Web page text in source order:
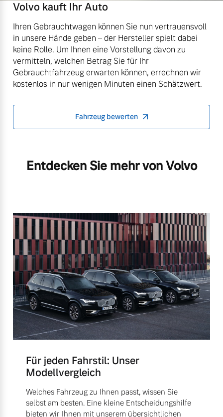
Volvo kauft Ihr Auto
Ihren Gebrauchtwagen können Sie nun vertrauensvoll
in unsere Hände geben – der Hersteller spielt dabei
keine Rolle. Um Ihnen eine Vorstellung davon zu
vermitteln, welchen Betrag Sie für Ihr
Gebrauchtfahrzeug erwarten können, errechnen wir
kostenlos in nur wenigen Minuten einen Schätzwert.
Fahrzeug bewerten
Entdecken Sie mehr von Volvo
Für jeden Fahrstil: Unser
Modellvergleich
Welches Fahrzeug zu Ihnen passt, wissen Sie
selbst am besten. Eine kleine Entscheidungshilfe
bieten wir Ihnen mit unserem übersichtlichen